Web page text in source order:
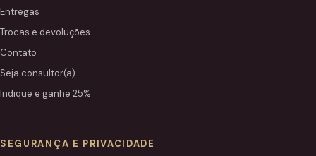
Entregas
Trocas e devoluções
Contato
Seja consultor(a)
Indique e ganhe 25%
SEGURANÇA E PRIVACIDADE